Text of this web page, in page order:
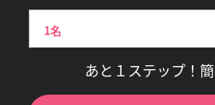
あと１ステップ！